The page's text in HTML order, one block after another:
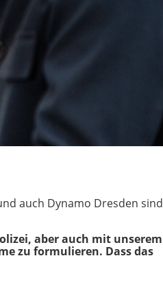
auch Dynamo Dresden sind
aber auch mit unserem
zu formulieren. Dass das